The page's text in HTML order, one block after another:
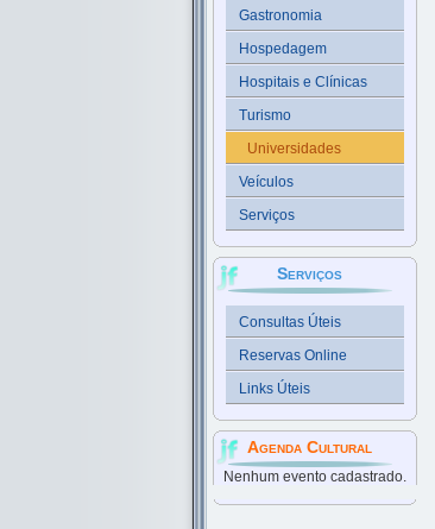
Gastronomia
Hospedagem
Hospitais e Clínicas
Turismo
Universidades
Veículos
Serviços
Serviços
Consultas Úteis
Reservas Online
Links Úteis
Agenda Cultural
Nenhum evento cadastrado.